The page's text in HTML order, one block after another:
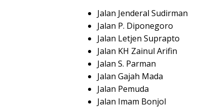
Jalan Jenderal Sudirman
Jalan P. Diponegoro
Jalan Letjen Suprapto
Jalan KH Zainul Arifin
Jalan S. Parman
Jalan Gajah Mada
Jalan Pemuda
Jalan Imam Bonjol